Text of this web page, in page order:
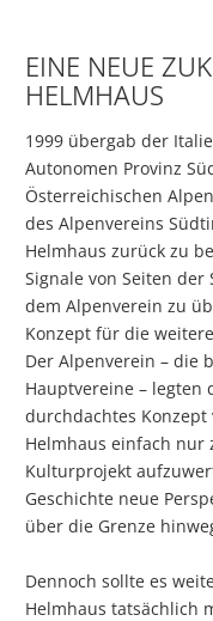
EINE NEUE
HELMHAUS
1999 übergab der
Autonomen Provinz
Österreichischen
des Alpenvereins
Helmhaus zurück zu
Signale von Seiten
dem Alpenverein zu
Konzept für die
Der Alpenverein – die
Hauptvereine – legten
durchdachtes
Helmhaus einfach nur
Kulturprojekt
Geschichte neue
über die Grenze
Dennoch sollte es
Helmhaus tatsächlich